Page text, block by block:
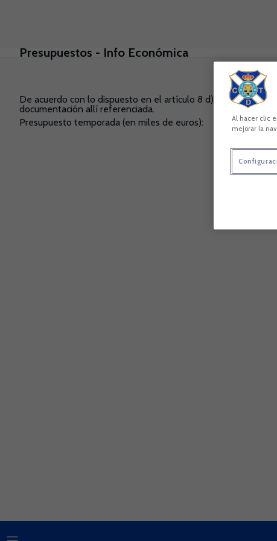
Skip to main content
Presupuestos - Info Económica
De acuerdo con lo dispuesto en el artículo 8 d) de la Ley 19/
documentación allí referenciada.
Presupuesto temporada (en miles de euros):
Al hacer clic
mejorar la